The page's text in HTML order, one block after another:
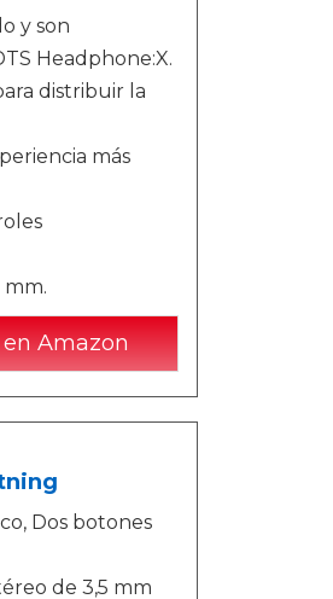
y son
Headphone:X.
distribuir la
más
mm.
Amazon
Dos botones
de 3,5 mm